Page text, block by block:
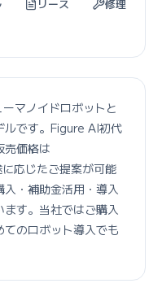
リース
修理
マノイドロボットと
ルです。Figure AI初代
売価格は
応じたご提案が可能
・補助金活用・導入
す。当社ではご購入
のロボット導入でも